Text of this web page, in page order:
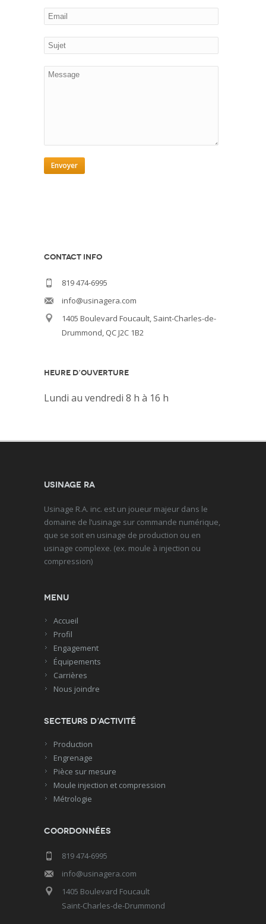
CONTACT INFO
819 474-6995
info@usinagera.com
1405 Boulevard Foucault, Saint-Charles-de-
Drummond, QC J2C 1B2
HEURE D’OUVERTURE
Lundi au vendredi 8 h à 16 h
Usinage RA
Usinage R.A. inc. est un joueur majeur dans le
domaine de l’usinage sur commande numérique,
que se soit en usinage de production ou en
usinage complexe. (ex. moule à injection ou
compression)
Menu
Accueil
Profil
Engagement
Équipements
Carrières
Nous joindre
Secteurs d’activité
Production
Engrenage
Pièce sur mesure
Moule injection et compression
Métrologie
Coordonnées
819 474-6995
info@usinagera.com
1405 Boulevard Foucault
Saint-Charles-de-Drummond